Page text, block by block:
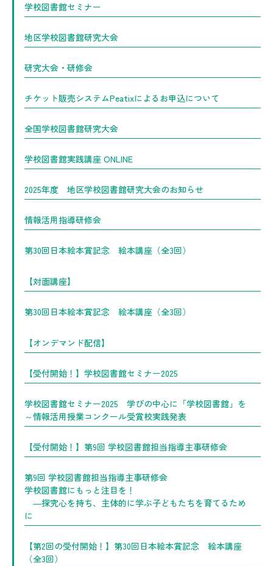
学校図書館セミナー
地区学校図書館研究大会
研究大会・研修会
チケット販売システムPeatixによるお申込について
全国学校図書館研究大会
学校図書館実践講座 ONLINE
2025年度 地区学校図書館研究大会のお知らせ
情報活用指導研修会
第30回日本絵本賞記念 絵本講座（全3回）
【対面講座】
第30回日本絵本賞記念 絵本講座（全3回）
【オンデマンド配信】
【受付開始！】学校図書館セミナー2025
学校図書館セミナー2025 学びの中心に「学校図書館」を
～情報活用授業コンクール受賞校実践発表
【受付開始！】第9回 学校図書館担当指導主事研修会
第9回 学校図書館担当指導主事研修会
学校図書館にもっと注目を！
―探究心を持ち、主体的に学ぶ子どもたちを育てるため
に
【第2回の受付開始！】第30回日本絵本賞記念 絵本講座
（全3回）